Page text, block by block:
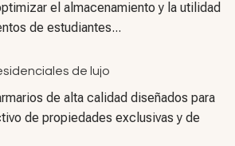
el almacenamiento y la utilidad
de estudiantes...
de lujo
de alta calidad diseñados para
de propiedades exclusivas y de